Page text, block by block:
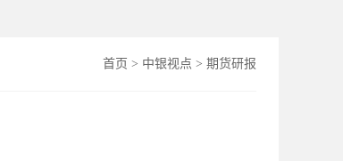
首页 > 中银视点 > 期货研报